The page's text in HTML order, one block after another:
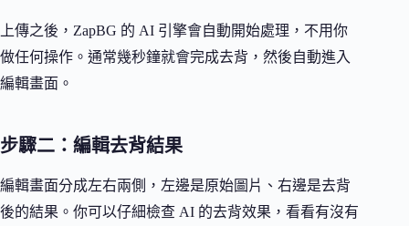
上傳之後，ZapBG 的 AI 引擎會自動開始處理，不用你
做任何操作。通常幾秒鐘就會完成去背，然後自動進入
編輯畫面。
步驟二：編輯去背結果
編輯畫面分成左右兩側，左邊是原始圖片、右邊是去背
後的結果。你可以仔細檢查 AI 的去背效果，看看有沒有